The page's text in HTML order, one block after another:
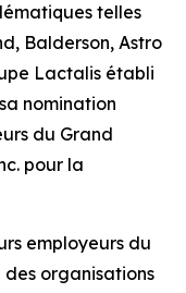
telles
Balderson, Astro
Lactalis établi
nomination
du Grand
pour la
employeurs du
organisations